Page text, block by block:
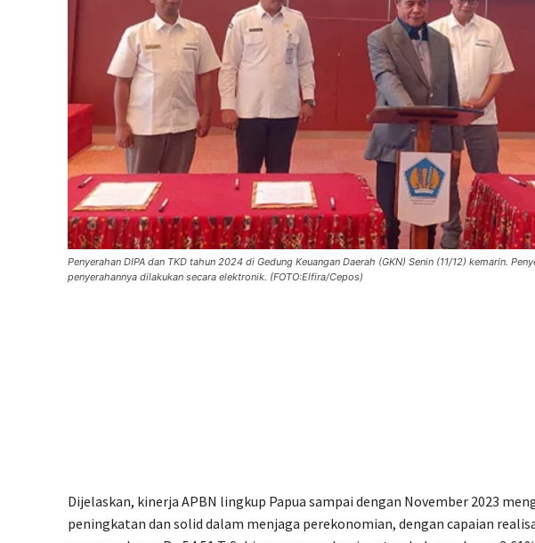
Penyerahan DIPA dan TKD tahun 2024 di Gedung Keuangan Daerah (GKN) Senin (11/12) kemarin.
penyerahannya dilakukan secara elektronik. (FOTO:Elfira/Cepos)
Dijelaskan, kinerja APBN lingkup Papua sampai dengan November 2023
peningkatan dan solid dalam menjaga perekonomian, dengan capaian